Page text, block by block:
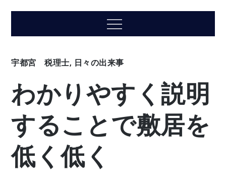
Menu
宇都宮 税理士, 日々の出来事
わかりやすく説明
することで敷居を
低く低く